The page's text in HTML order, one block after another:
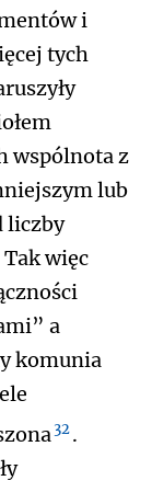
i
tych
wspólnota z
lub
liczby
więc
a
komunia
32.